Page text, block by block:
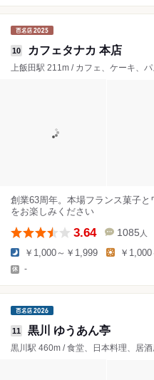
10 カフェタナカ 本店
上飯田駅 211m / カフェ、ケーキ、パ
創業63周年。本場フランス菓子
をお楽しみください
3.64 1085 人
￥1,000～￥1,999 ￥
-
11 黒川 ゆうあん亭
黒川駅 460m / 食堂、日本料理、居酒